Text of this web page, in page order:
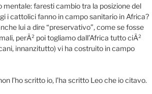
mentale: faresti cambio tra la posizione del
i cattolici fanno in campo sanitario in Africa?
lui a dire “preservativo”, come se fosse
perÃ² poi togliamo dall’Africa tutto ciÃ²
innanzitutto) vi ha costruito in campo
l’ho scritto io, l’ha scritto Leo che io citavo.